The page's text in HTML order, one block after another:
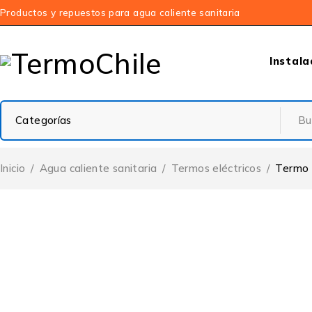
Productos y repuestos para agua caliente sanitaria
Inicio / Agua caliente sanitaria / Termos eléctricos / Termo